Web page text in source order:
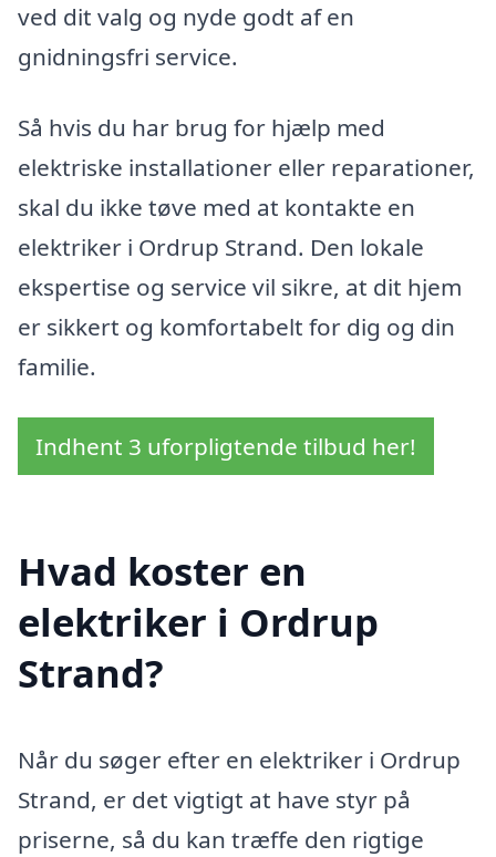
ved dit valg og nyde godt af en
gnidningsfri service.
Så hvis du har brug for hjælp med
elektriske installationer eller reparationer,
skal du ikke tøve med at kontakte en
elektriker i Ordrup Strand. Den lokale
ekspertise og service vil sikre, at dit hjem
er sikkert og komfortabelt for dig og din
familie.
Indhent 3 uforpligtende tilbud her!
Hvad koster en
elektriker i Ordrup
Strand?
Når du søger efter en elektriker i Ordrup
Strand, er det vigtigt at have styr på
priserne, så du kan træffe den rigtige